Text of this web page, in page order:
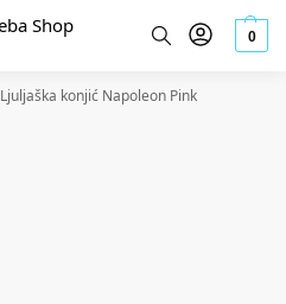
0
Ljuljaška konjić Napoleon Pink